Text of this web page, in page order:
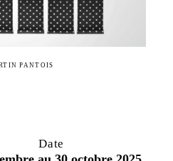
PANTOIS
Date